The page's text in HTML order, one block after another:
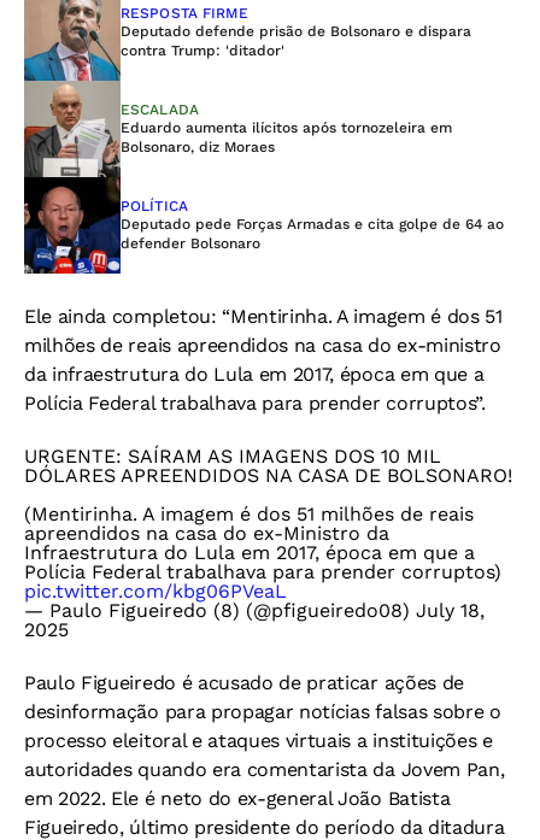
RESPOSTA FIRME
Deputado defende prisão de Bolsonaro e dispara
contra Trump: 'ditador'
ESCALADA
Eduardo aumenta ilícitos após tornozeleira em
Bolsonaro, diz Moraes
POLÍTICA
Deputado pede Forças Armadas e cita golpe de 64 ao
defender Bolsonaro
Ele ainda completou: “Mentirinha. A imagem é dos 51
milhões de reais apreendidos na casa do ex-ministro
da infraestrutura do Lula em 2017, época em que a
Polícia Federal trabalhava para prender corruptos”.
URGENTE: SAÍRAM AS IMAGENS DOS 10 MIL
DÓLARES APREENDIDOS NA CASA DE BOLSONARO!
(Mentirinha. A imagem é dos 51 milhões de reais
apreendidos na casa do ex-Ministro da
Infraestrutura do Lula em 2017, época em que a
Polícia Federal trabalhava para prender corruptos)
pic.twitter.com/kbg06PVeaL
— Paulo Figueiredo (8) (@pfigueiredo08) July 18,
2025
Paulo Figueiredo é acusado de praticar ações de
desinformação para propagar notícias falsas sobre o
processo eleitoral e ataques virtuais a instituições e
autoridades quando era comentarista da Jovem Pan,
em 2022. Ele é neto do ex-general João Batista
Figueiredo, último presidente do período da ditadura